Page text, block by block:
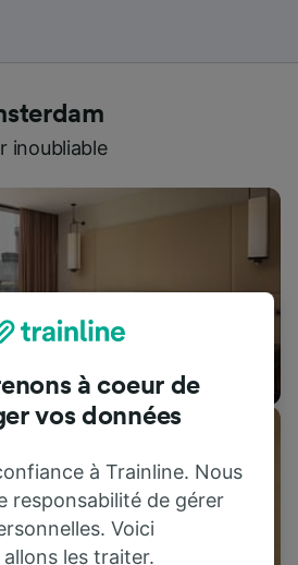
inoubliable
à coeur de
vos données
à Trainline. Nous
responsabilité de gérer
Voici
les traiter.